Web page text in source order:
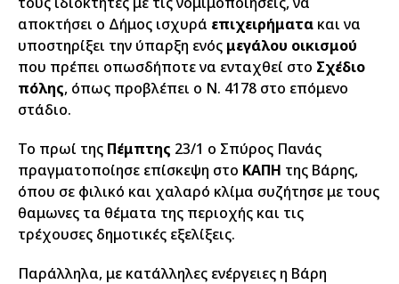
αποκτήσει ο Δήμος ισχυρά επιχειρήματα και να
υποστηρίξει την ύπαρξη ενός μεγάλου οικισμού
που πρέπει οπωσδήποτε να ενταχθεί στο Σχέδιο
πόλης, όπως προβλέπει ο Ν. 4178 στο επόμενο
στάδιο.
Το πρωί της Πέμπτης 23/1 ο Σπύρος Πανάς
πραγματοποίησε επίσκεψη στο ΚΑΠΗ της Βάρης,
όπου σε φιλικό και χαλαρό κλίμα συζήτησε με τους
θαμωνες τα θέματα της περιοχής και τις
τρέχουσες δημοτικές εξελίξεις.
Παράλληλα, με κατάλληλες ενέργειες η Βάρη